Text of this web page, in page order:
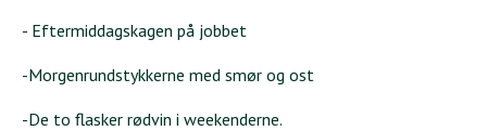
- Eftermiddagskagen på jobbet
-Morgenrundstykkerne med smør og ost
-De to flasker rødvin i weekenderne.